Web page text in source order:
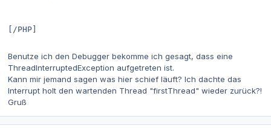
[/PHP]
Benutze ich den Debugger bekomme ich gesagt, dass eine
ThreadInterruptedException aufgetreten ist.
Kann mir jemand sagen was hier schief läuft? Ich dachte das
Interrupt holt den wartenden Thread "firstThread" wieder zurück?!
Gruß